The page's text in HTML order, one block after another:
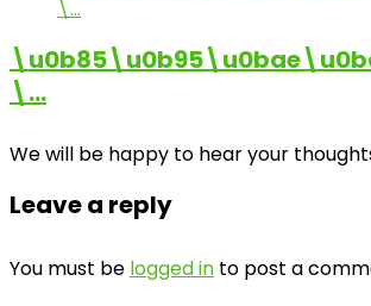
\…
We will be happy to hear your
Leave a reply
You must be logged in to post a